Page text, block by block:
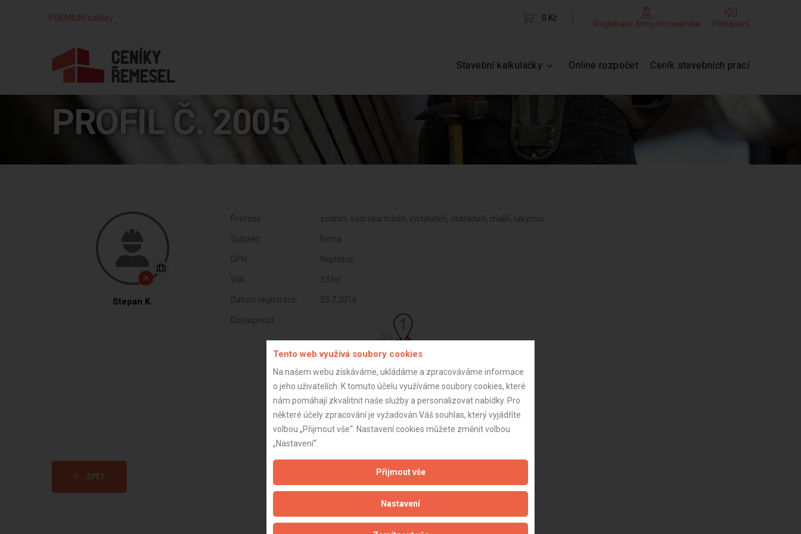
PREMIUM balíčky 0 Kč
Registrace firmy/řemeslníka Přihlášení
Stavební kalkulačky Online rozpočet Ceník stavebních prací
PROFIL Č. 2005
Stepan K.
Profese: zedníci, sádrokartonáři, instalatéři, obkladači, malíři, lakýrníci
Subjekt: Firma
DPH: Neplátce
Věk: 33 let
Datum registrace: 25.7.2016
Dostupnost:
ZPĚT Aktualizováno z portálu ARES dne 04.01.2024 11:15:08
Tento web využívá soubory cookies
Na našem webu získáváme, ukládáme a zpracováváme informace
o jeho uživatelích. K tomuto účelu využíváme soubory cookies, které
nám pomáhají zkvalitnit naše služby a personalizovat nabídky. Pro
některé účely zpracování je vyžadován Váš souhlas, který vyjádříte
volbou „Přijmout vše“. Nastavení cookies můžete změnit volbou
„Nastavení“.
Přijmout vše
Nastavení